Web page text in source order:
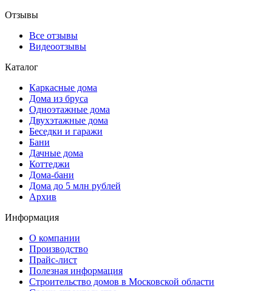
Отзывы
Все отзывы
Видеоотзывы
Каталог
Каркасные дома
Дома из бруса
Одноэтажные дома
Двухэтажные дома
Беседки и гаражи
Бани
Дачные дома
Коттеджи
Дома-бани
Дома до 5 млн рублей
Архив
Информация
О компании
Производство
Прайс-лист
Полезная информация
Строительство домов в Московской области